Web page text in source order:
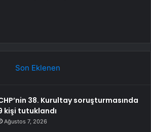
Son Eklenen
38. Kurultay soruşturmasında
kişi tutuklandı
Ağustos 7, 2026